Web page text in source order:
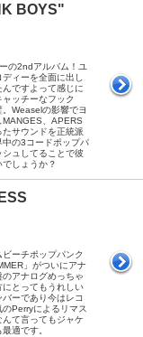
BOYS"
の2ndアルバム！ユ
ィーを全面に出し
ですよって感じに
ッチーなフック
Weaselの影響でヨ
MANGES、APERS
サウンドを正統派
中の3コードポップパ
ュしてることで彼
しょうか？
ーチポップパンク
」がついにアナ
アナログめっちゃ
とってもうれしい
ーであり今はレコ
Perryによるリマス
て言ってもジャケ
適です。